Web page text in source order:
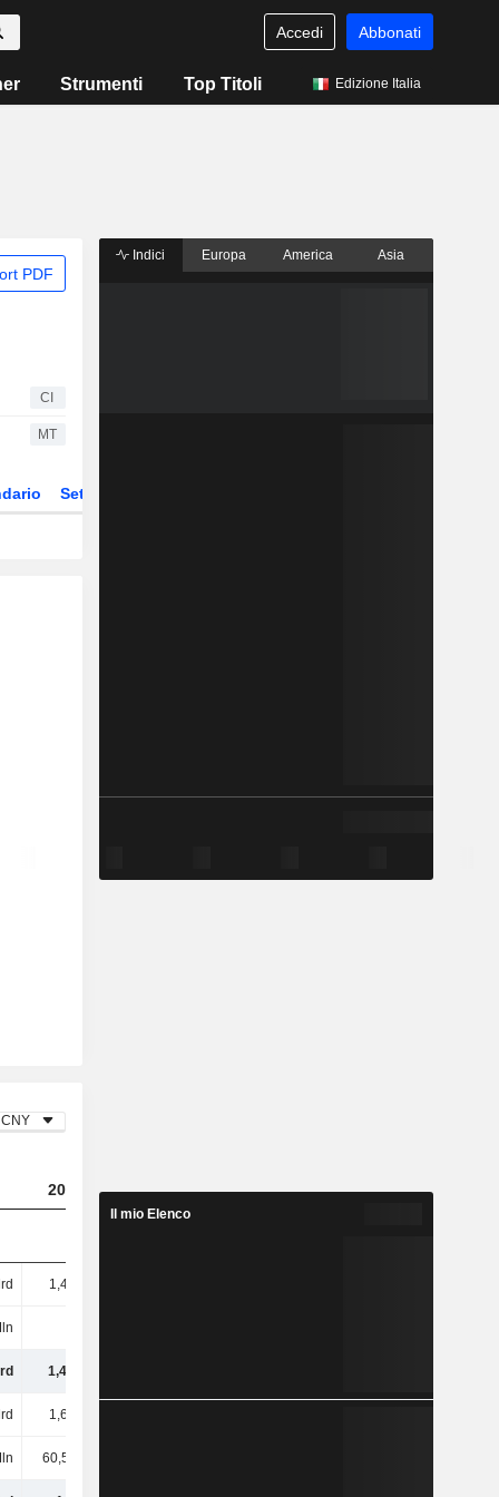
Accedi Abbonati
Strumenti Top Titoli Edizione Italia
PDF
CI
MT
Settore
CNY
2023 2024 2025
1,46 Mrd
1,46 Mrd
1,64 Mrd
60,51 Mln
Indici Europa America Asia
Il mio Elenco